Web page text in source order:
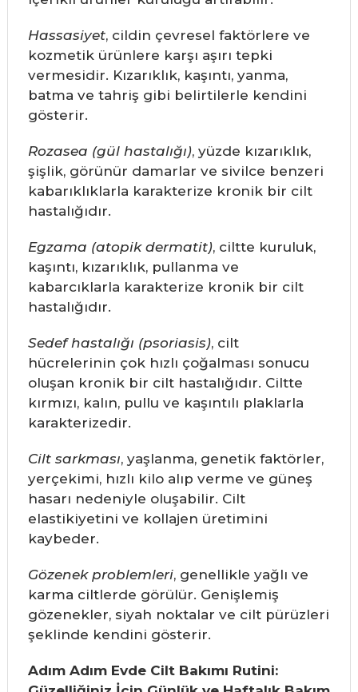
Hassasiyet, cildin çevresel faktörlere ve
kozmetik ürünlere karşı aşırı tepki
vermesidir. Kızarıklık, kaşıntı, yanma,
batma ve tahriş gibi belirtilerle kendini
gösterir.
Rozasea (gül hastalığı), yüzde kızarıklık,
şişlik, görünür damarlar ve sivilce benzeri
kabarıklıklarla karakterize kronik bir cilt
hastalığıdır.
Egzama (atopik dermatit), ciltte kuruluk,
kaşıntı, kızarıklık, pullanma ve
kabarcıklarla karakterize kronik bir cilt
hastalığıdır.
Sedef hastalığı (psoriasis), cilt
hücrelerinin çok hızlı çoğalması sonucu
oluşan kronik bir cilt hastalığıdır. Ciltte
kırmızı, kalın, pullu ve kaşıntılı plaklarla
karakterizedir.
Cilt sarkması, yaşlanma, genetik faktörler,
yerçekimi, hızlı kilo alıp verme ve güneş
hasarı nedeniyle oluşabilir. Cilt
elastikiyetini ve kollajen üretimini
kaybeder.
Gözenek problemleri, genellikle yağlı ve
karma ciltlerde görülür. Genişlemiş
gözenekler, siyah noktalar ve cilt pürüzleri
şeklinde kendini gösterir.
Adım Adım Evde Cilt Bakımı Rutini: